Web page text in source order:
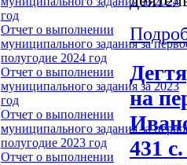
год
Отчет о выполнении
муниципального задания за
полугодие 2024 год
Отчет о выполнении
муниципального задания за 2023
год
Отчет о выполнении
муниципального задания за
полугодие 2023 год
Отчет о выполнении
на
431